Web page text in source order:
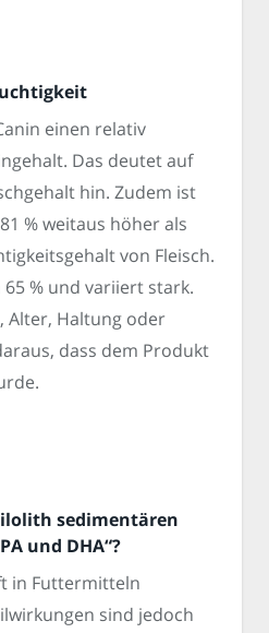
einen relativ
Das deutet auf
hin. Zudem ist
% weitaus höher als
von Fleisch.
% und variiert stark.
Alter, Haltung oder
dass dem Produkt
sedimentären
und DHA“?
in Futtermitteln
sind jedoch